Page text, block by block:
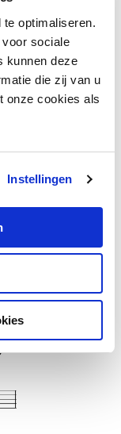
optimaliseren.
sociale
kunnen deze
die zij van u
onze cookies als
Instellingen
in de piano
thema’s bij Franck
twee delen. In
op dat
eerste twee kort)
deel maar we